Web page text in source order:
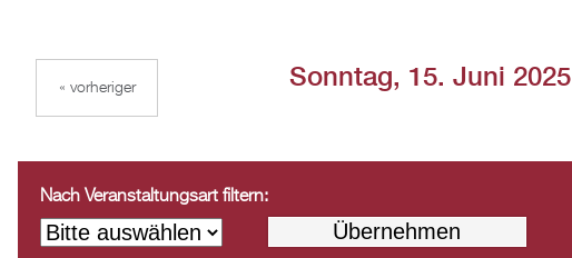
Sonntag, 15. Juni 2025
« vorheriger
Nach Veranstaltungsart filtern: